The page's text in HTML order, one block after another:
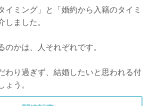
イミング」と「婚約から入籍のタイミ
ました。
かは、人それぞれです。
わり過ぎず、結婚したいと思われる付
う。